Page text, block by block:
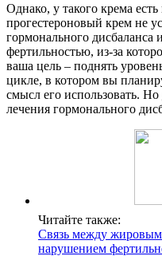
Однако, у такого крема
прогестероновый крем не
гормонального дисбаланса
фертильностью, из-за
ваша цель – поднять
цикле, в котором вы
смысл его использовать.
лечения гормонального
Читайте также:
Связь между
нарушением